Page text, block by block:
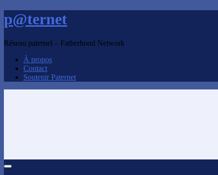
p@ternet
Réseau paternel – Fatherhood Network
À propos
Contact
Soutenir Paternet